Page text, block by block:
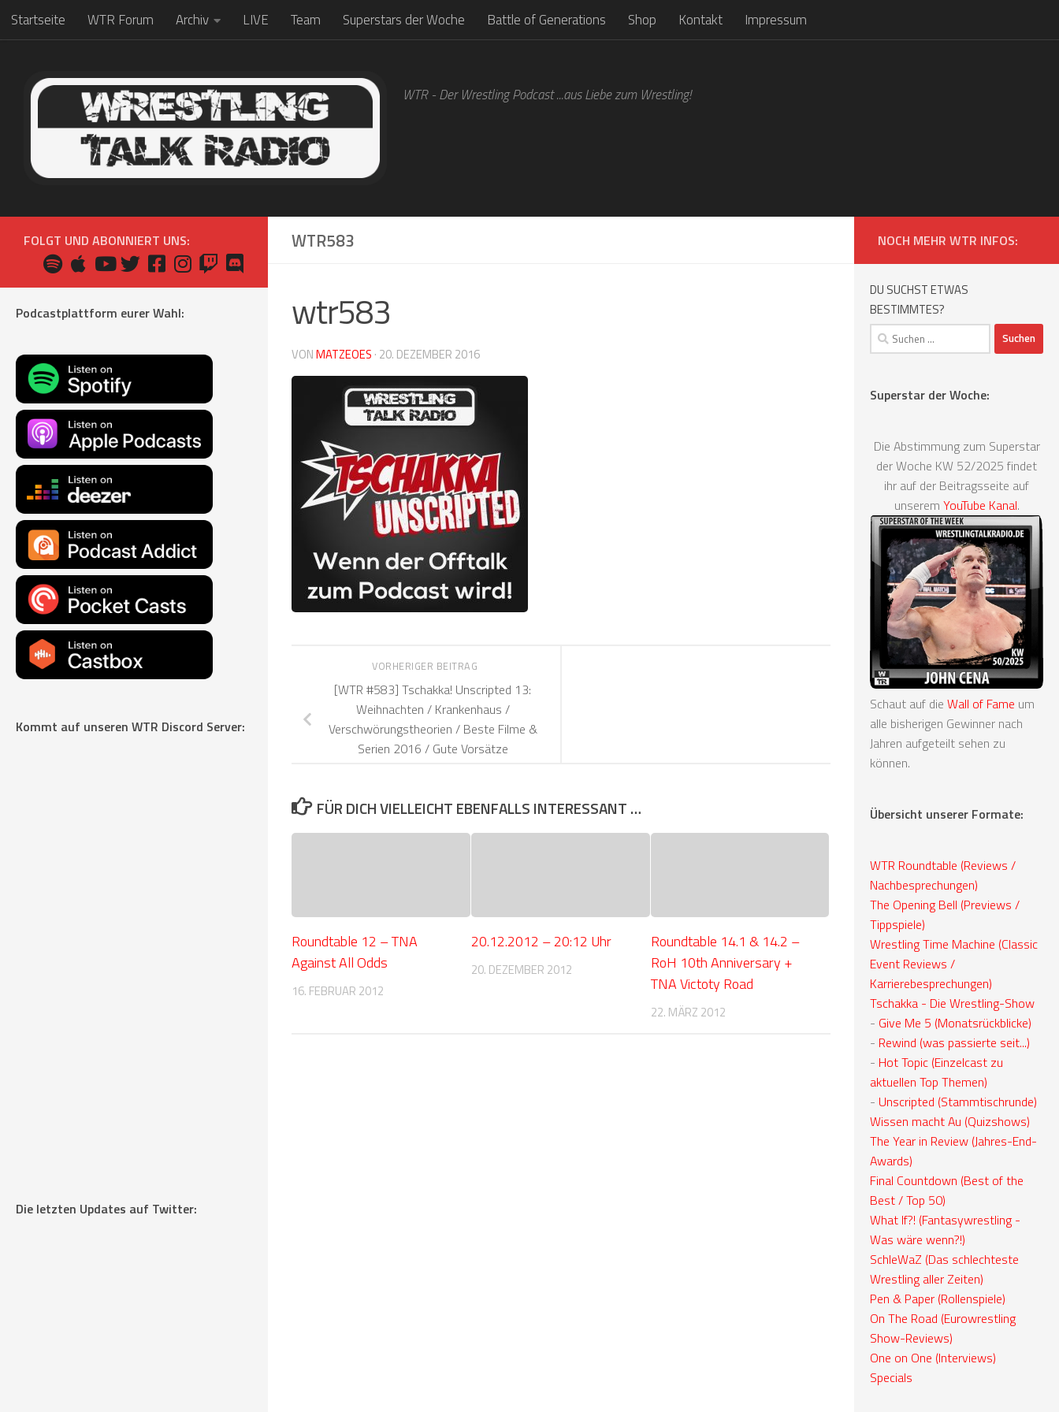
Zum Inhalt springen
Startseite WTR Forum Archiv LIVE Team Superstars der Woche Battle of Generations Shop Kontakt Impressum
WTR - Der Wrestling Podcast ...aus Liebe zum Wrestling!
WTR583
wtr583
VONMATZEOES · 20. DEZEMBER 2016
VORHERIGER BEITRAG
[WTR #583] Tschakka! Unscripted 13:
Weihnachten / Krankenhaus /
Verschwörungstheorien / Beste Filme &
Serien 2016 / Gute Vorsätze
FÜR DICH VIELLEICHT EBENFALLS INTERESSANT …
Roundtable 12 – TNA
Against All Odds
16. FEBRUAR 2012
20.12.2012 – 20:12 Uhr
20. DEZEMBER 2012
Roundtable 14.1 & 14.2 –
RoH 10th Anniversary +
TNA Victoty Road
22. MÄRZ 2012
FOLGT UND ABONNIERT UNS:
Podcastplattform eurer Wahl:
Kommt auf unseren WTR Discord Server:
Die letzten Updates auf Twitter:
NOCH MEHR WTR INFOS:
DU SUCHST ETWAS
BESTIMMTES?
Suchen
nach:
Superstar der Woche:
Die Abstimmung zum Superstar
der Woche KW 52/2025 findet
ihr auf der Beitragsseite auf
unserem YouTube Kanal.
Schaut auf die Wall of Fame um
alle bisherigen Gewinner nach
Jahren aufgeteilt sehen zu
können.
Übersicht unserer Formate:
WTR Roundtable (Reviews /
Nachbesprechungen)
The Opening Bell (Previews /
Tippspiele)
Wrestling Time Machine (Classic
Event Reviews /
Karrierebesprechungen)
Tschakka - Die Wrestling-Show
- Give Me 5 (Monatsrückblicke)
- Rewind (was passierte seit...)
- Hot Topic (Einzelcast zu
aktuellen Top Themen)
- Unscripted (Stammtischrunde)
Wissen macht Au (Quizshows)
The Year in Review (Jahres-End-
Awards)
Final Countdown (Best of the
Best / Top 50)
What If?! (Fantasywrestling -
Was wäre wenn?!)
SchleWaZ (Das schlechteste
Wrestling aller Zeiten)
Pen & Paper (Rollenspiele)
On The Road (Eurowrestling
Show-Reviews)
One on One (Interviews)
Specials